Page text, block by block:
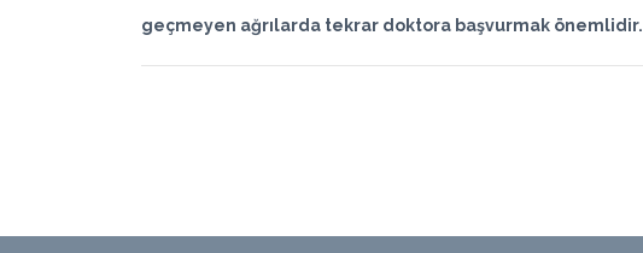
geçmeyen ağrılarda tekrar doktora başvurmak önemlidir.